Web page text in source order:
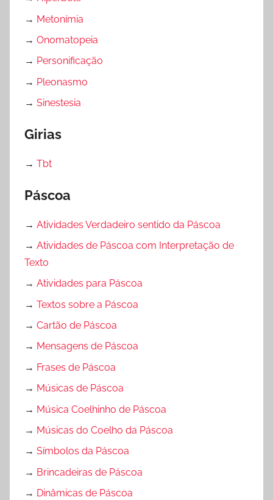
→ Metonímia
→ Onomatopeia
→ Personificação
→ Pleonasmo
→ Sinestesia
Girias
→ Tbt
Páscoa
→ Atividades Verdadeiro sentido da Páscoa
→ Atividades de Páscoa com Interpretação de
Texto
→ Atividades para Páscoa
→ Textos sobre a Páscoa
→ Cartão de Páscoa
→ Mensagens de Páscoa
→ Frases de Páscoa
→ Músicas de Páscoa
→ Música Coelhinho de Páscoa
→ Músicas do Coelho da Páscoa
→ Símbolos da Páscoa
→ Brincadeiras de Páscoa
→ Dinâmicas de Páscoa